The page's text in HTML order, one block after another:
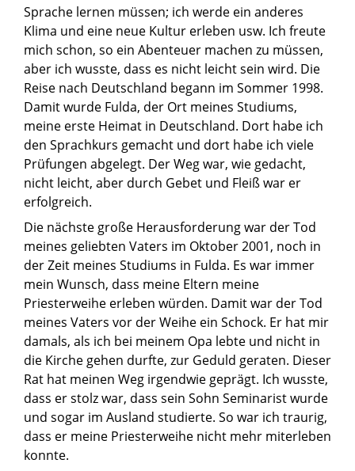
Sprache lernen müssen; ich werde ein anderes
Klima und eine neue Kultur erleben usw. Ich freute
mich schon, so ein Abenteuer machen zu müssen,
aber ich wusste, dass es nicht leicht sein wird. Die
Reise nach Deutschland begann im Sommer 1998.
Damit wurde Fulda, der Ort meines Studiums,
meine erste Heimat in Deutschland. Dort habe ich
den Sprachkurs gemacht und dort habe ich viele
Prüfungen abgelegt. Der Weg war, wie gedacht,
nicht leicht, aber durch Gebet und Fleiß war er
erfolgreich.
Die nächste große Herausforderung war der Tod
meines geliebten Vaters im Oktober 2001, noch in
der Zeit meines Studiums in Fulda. Es war immer
mein Wunsch, dass meine Eltern meine
Priesterweihe erleben würden. Damit war der Tod
meines Vaters vor der Weihe ein Schock. Er hat mir
damals, als ich bei meinem Opa lebte und nicht in
die Kirche gehen durfte, zur Geduld geraten. Dieser
Rat hat meinen Weg irgendwie geprägt. Ich wusste,
dass er stolz war, dass sein Sohn Seminarist wurde
und sogar im Ausland studierte. So war ich traurig,
dass er meine Priesterweihe nicht mehr miterleben
konnte.